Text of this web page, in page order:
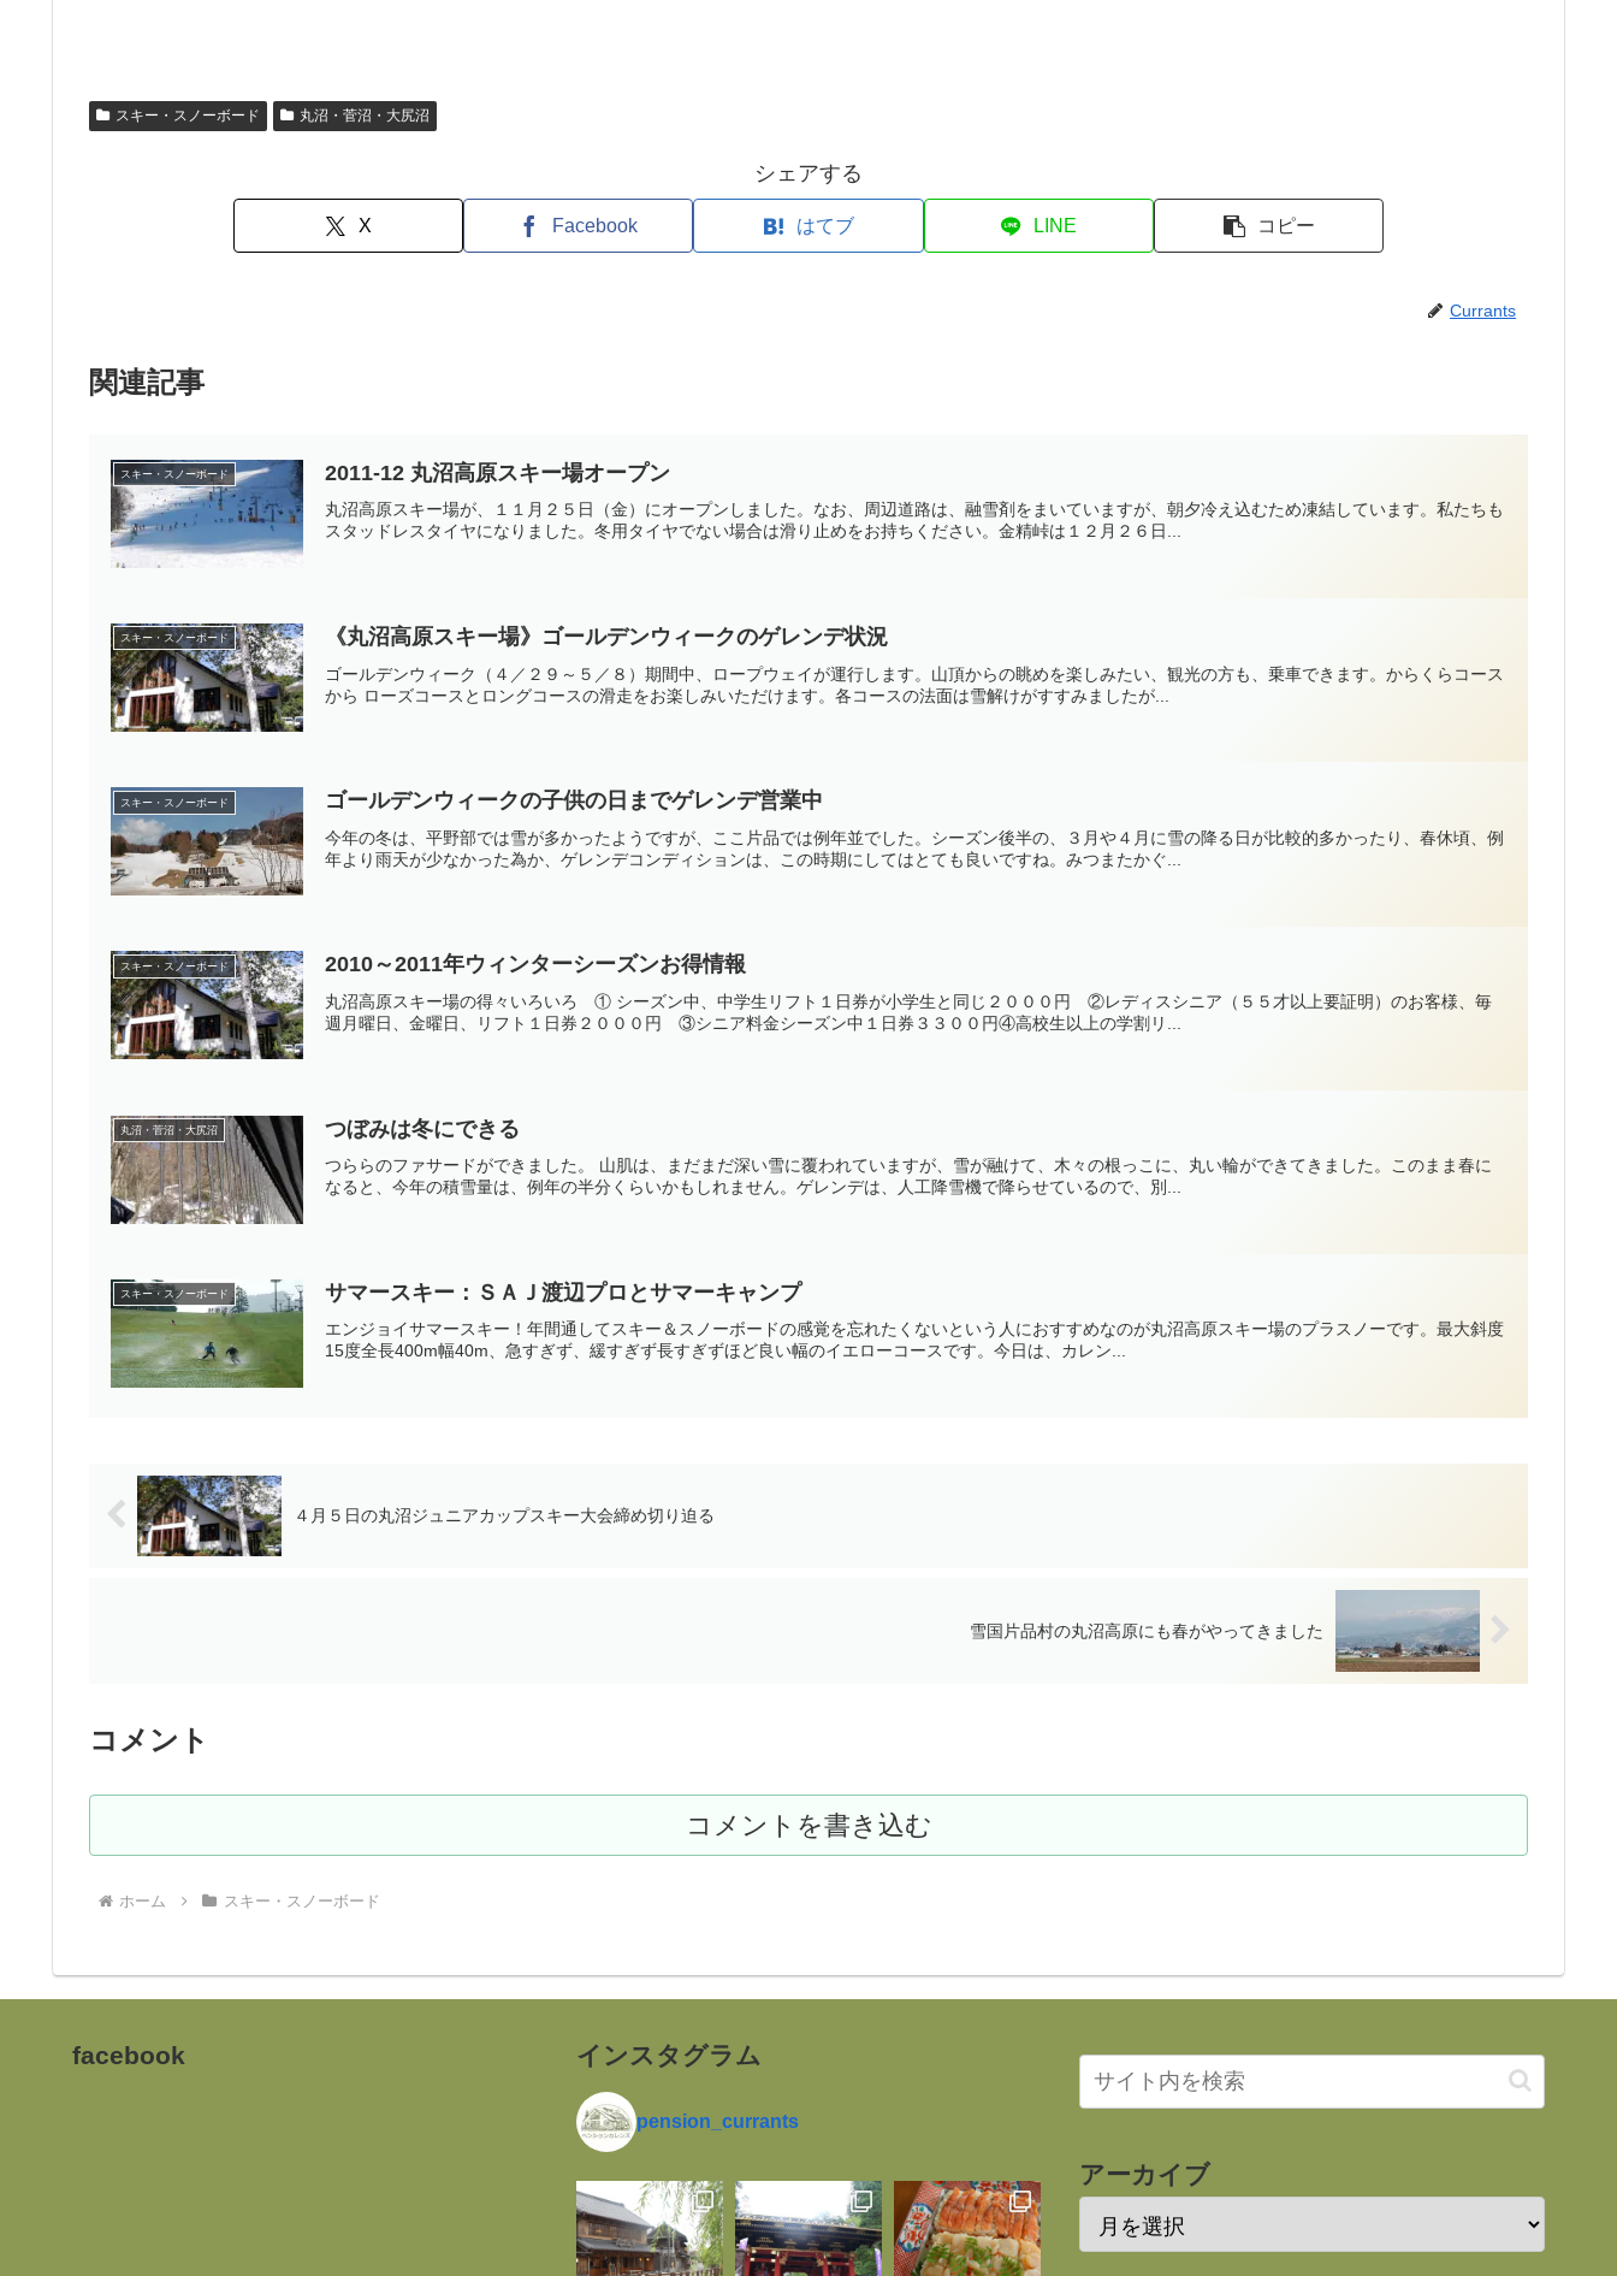
スキー・スノーボード 丸沼・菅沼・大尻沼
シェアする
X Facebook はてブ LINE コピー
Currants
関連記事
スキー・スノーボード 2011-12 丸沼高原スキー場オープン
丸沼高原スキー場が、１１月２５日（金）にオープンしました。なお、周辺道路は、融雪剤をまいていますが、朝夕冷え込むため凍結しています。私たちも
スタッドレスタイヤになりました。冬用タイヤでない場合は滑り止めをお持ちください。金精峠は１２月２６日...
スキー・スノーボード 《丸沼高原スキー場》ゴールデンウィークのゲレンデ状況
ゴールデンウィーク（４／２９～５／８）期間中、ロープウェイが運行します。山頂からの眺めを楽しみたい、観光の方も、乗車できます。からくらコース
から ローズコースとロングコースの滑走をお楽しみいただけます。各コースの法面は雪解けがすすみましたが...
スキー・スノーボード ゴールデンウィークの子供の日までゲレンデ営業中
今年の冬は、平野部では雪が多かったようですが、ここ片品では例年並でした。シーズン後半の、３月や４月に雪の降る日が比較的多かったり、春休頃、例
年より雨天が少なかった為か、ゲレンデコンディションは、この時期にしてはとても良いですね。みつまたかぐ...
スキー・スノーボード 2010～2011年ウィンターシーズンお得情報
丸沼高原スキー場の得々いろいろ ① シーズン中、中学生リフト１日券が小学生と同じ２０００円 ②レディスシニア（５５才以上要証明）のお客様、毎
週月曜日、金曜日、リフト１日券２０００円 ③シニア料金シーズン中１日券３３００円④高校生以上の学割リ...
丸沼・菅沼・大尻沼 つぼみは冬にできる
つららのファサードができました。 山肌は、まだまだ深い雪に覆われていますが、雪が融けて、木々の根っこに、丸い輪ができてきました。このまま春に
なると、今年の積雪量は、例年の半分くらいかもしれません。ゲレンデは、人工降雪機で降らせているので、別...
スキー・スノーボード サマースキー：ＳＡＪ渡辺プロとサマーキャンプ
エンジョイサマースキー！年間通してスキー＆スノーボードの感覚を忘れたくないという人におすすめなのが丸沼高原スキー場のプラスノーです。最大斜度
15度全長400m幅40m、急すぎず、緩すぎず長すぎずほど良い幅のイエローコースです。今日は、カレン...
４月５日の丸沼ジュニアカップスキー大会締め切り迫る
雪国片品村の丸沼高原にも春がやってきました
コメント
コメントを書き込む
ホーム スキー・スノーボード
facebook インスタグラム
pension_currants
アーカイブ